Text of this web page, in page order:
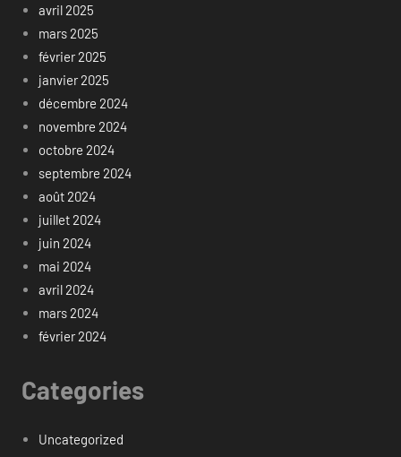
avril 2025
mars 2025
février 2025
janvier 2025
décembre 2024
novembre 2024
octobre 2024
septembre 2024
août 2024
juillet 2024
juin 2024
mai 2024
avril 2024
mars 2024
février 2024
Categories
Uncategorized